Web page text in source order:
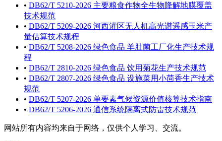
• DB62/T 5210-2026 主要粮食作物全生物降解地膜覆盖
技术规范
• DB62/T 5209-2026 河西灌区无人机高光谱遥感玉米产
量估算技术规程
• DB62/T 5208-2026 绿色食品 羊肚菌工厂化生产技术规
程
• DB62/T 2810-2026 绿色食品 饮用菊花生产技术规范
• DB62/T 2807-2026 绿色食品 设施菜用小茴香生产技术
规范
• DB62/T 5207-2026 单要素气候资源价值核算技术指南
• DB62/T 5206-2026 通信系统隔离式防雷技术规范
网站所有内容均来自于网络，仅供个人学习、交流。